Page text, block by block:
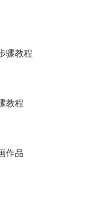
骤教程
教程
作品